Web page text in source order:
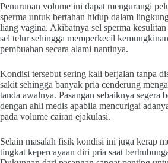
Penurunan volume ini dapat mengurangi
sperma untuk bertahan hidup dalam
liang vagina. Akibatnya sel sperma kesulitan
sel telur sehingga memperkecil
pembuahan secara alami nantinya.
Kondisi tersebut sering kali berjalan tanpa
sakit sehingga banyak pria cenderung
tanda awalnya. Pasangan sebaiknya segera
dengan ahli medis apabila mencurigai
pada volume cairan ejakulasi.
Selain masalah fisik kondisi ini juga kerap
tingkat kepercayaan diri pria saat